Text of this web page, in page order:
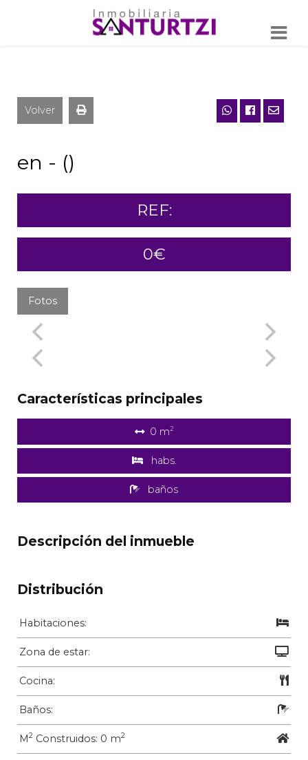
Volver
en - ()
REF:
0€
Fotos
Características principales
0 m2
habs.
baños
Descripción del inmueble
Distribución
Habitaciones:
Zona de estar:
Cocina:
Baños:
M2 Construidos: 0 m2